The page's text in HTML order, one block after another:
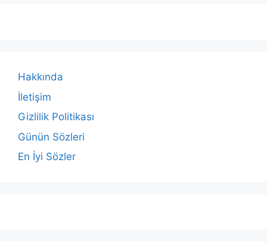
Hakkında
İletişim
Gizlilik Politikası
Günün Sözleri
En İyi Sözler